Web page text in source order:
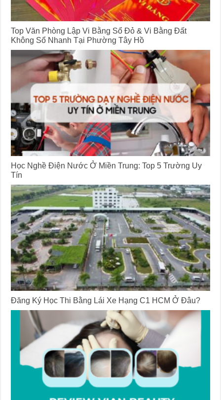
Top Văn Phòng Lập Vi Bằng Sổ Đỏ & Vi Bằng Đất
Không Sổ Nhanh Tại Phường Tây Hồ
Học Nghề Điện Nước Ở Miền Trung: Top 5 Trường Uy
Tín
Đăng Ký Học Thi Bằng Lái Xe Hạng C1 HCM Ở Đâu?